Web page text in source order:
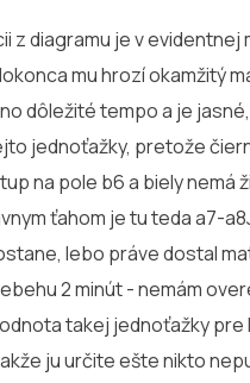
z diagramu je v evidentnej
mu hrozí okamžitý
dôležité tempo a je
jednoťažky, pretože
na pole b6 a biely nemá
ťahom je tu teda a7-
lebo práve dostal
2 minút - nemám
takej jednoťažky
ju určite ešte nikto